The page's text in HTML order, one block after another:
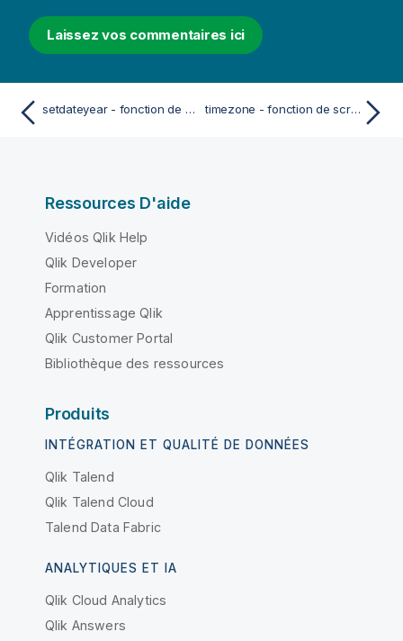
Laissez vos commentaires ici
setdateyear - fonction de script et fonction de graphique timezone - fonction de script et fonction de graphique
Ressources D'aide
Vidéos Qlik Help
Qlik Developer
Formation
Apprentissage Qlik
Qlik Customer Portal
Bibliothèque des ressources
Produits
INTÉGRATION ET QUALITÉ DE DONNÉES
Qlik Talend
Qlik Talend Cloud
Talend Data Fabric
ANALYTIQUES ET IA
Qlik Cloud Analytics
Qlik Answers